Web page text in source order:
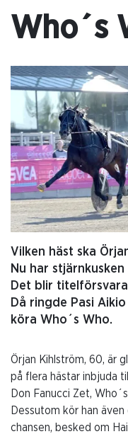
Who´s
Vilken häst ska
Nu har
Det blir
Då ringde Pasi
köra Who´s Who.
Örjan Kihlström, 60, är
på flera hästar inbjuda
Don Fanucci Zet,
Dessutom kör han
chansen, besked om